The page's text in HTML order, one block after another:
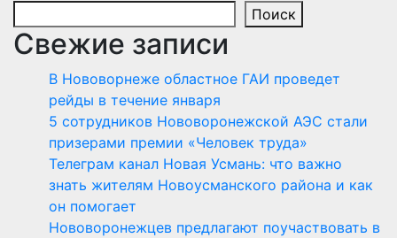
Поиск
Свежие записи
В Нововорнеже областное ГАИ проведет
рейды в течение января
5 сотрудников Нововоронежской АЭС стали
призерами премии «Человек труда»
Телеграм канал Новая Усмань: что важно
знать жителям Новоусманского района и как
он помогает
Нововоронежцев предлагают поучаствовать в